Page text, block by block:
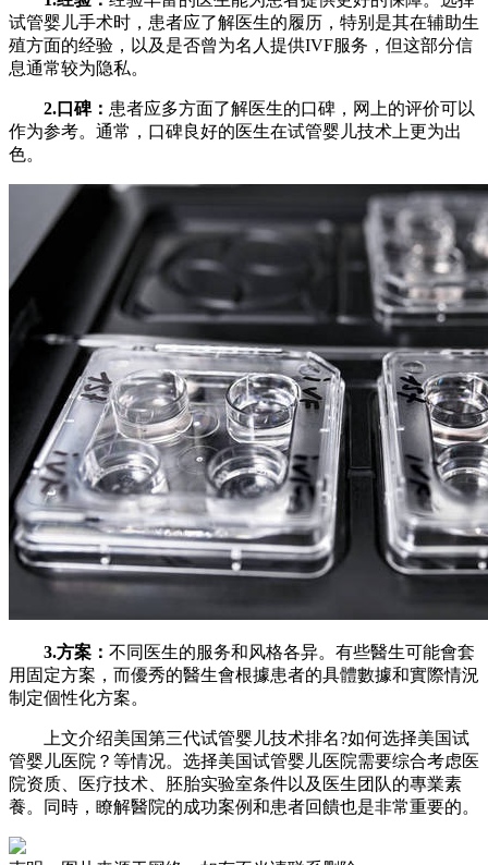
试管婴儿手术时，患者应了解医生的履历，特别是其在辅助生
殖方面的经验，以及是否曾为名人提供IVF服务，但这部分信
息通常较为隐私。
2.口碑： 患者应多方面了解医生的口碑，网上的评价可以
作为参考。通常，口碑良好的医生在试管婴儿技术上更为出
色。
3.方案： 不同医生的服务和风格各异。有些醫生可能會套
用固定方案，而優秀的醫生會根據患者的具體數據和實際情況
制定個性化方案。
上文介绍美国第三代试管婴儿技术排名?如何选择美国试
管婴儿医院？等情况。选择美国试管婴儿医院需要综合考虑医
院资质、医疗技术、胚胎实验室条件以及医生团队的專業素
養。同時，瞭解醫院的成功案例和患者回饋也是非常重要的。